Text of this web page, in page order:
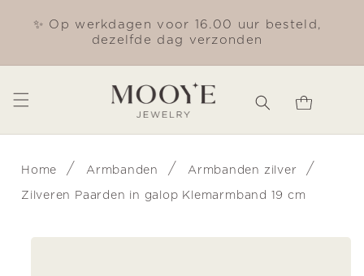
naar de
✨ Op werkdagen voor 16.00 uur besteld,
dezelfde dag verzonden
Winkelwagen
Home /Armbanden / Armbanden zilver /
Zilveren Paarden in galop Klemarmband 19 cm